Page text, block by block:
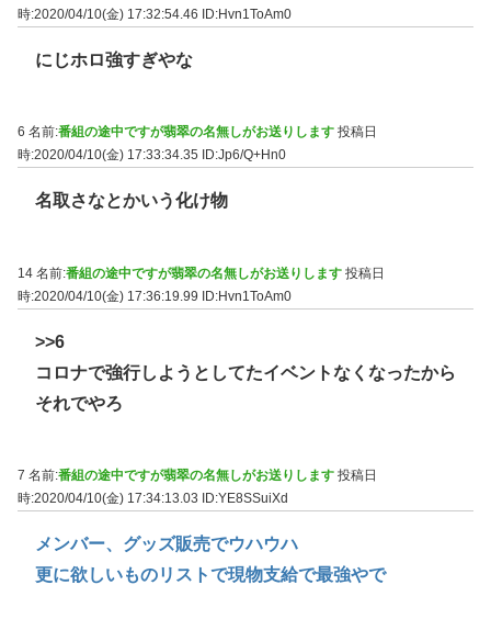
時:2020/04/10(金) 17:32:54.46 ID:Hvn1ToAm0
にじホロ強すぎやな
6 名前:番組の途中ですが翡翠の名無しがお送りします 投稿日
時:2020/04/10(金) 17:33:34.35
ID:Jp6/Q+Hn0
名取さなとかいう化け物
14 名前:番組の途中ですが翡翠の名無しがお送りします 投稿日
時:2020/04/10(金) 17:36:19.99 ID:Hvn1ToAm0
>>6
コロナで強行しようとしてたイベントなくなったから
それでやろ
7 名前:番組の途中ですが翡翠の名無しがお送りします 投稿日
時:2020/04/10(金) 17:34:13.03
ID:YE8SSuiXd
メンバー、グッズ販売でウハウハ
更に欲しいものリストで現物支給で最強やで